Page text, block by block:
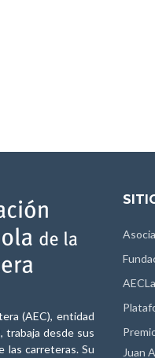
(AEC), entidad
trabaja desde sus
las carreteras. Su
Juan